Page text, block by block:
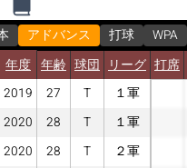
アドバンス 打球 WPA
年度 年齢 球団 リーグ 打席
2019
27 T
１軍
2020
28 T
１軍
2020
28 T
２軍